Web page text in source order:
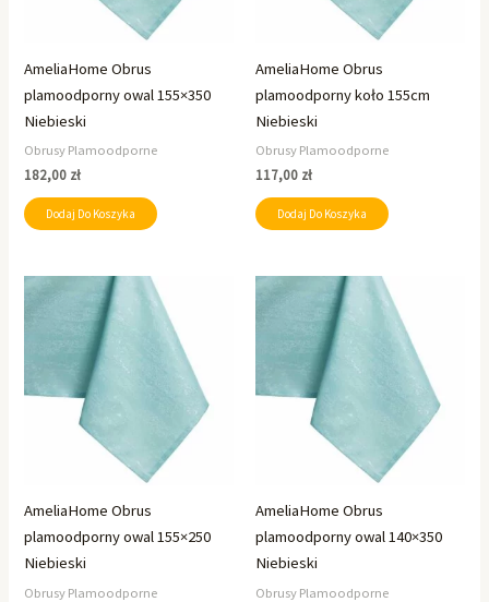
AmeliaHome Obrus
plamoodporny owal 155×350
Niebieski
Obrusy Plamoodporne
182,00 zł
Dodaj Do Koszyka
AmeliaHome Obrus
plamoodporny koło 155cm
Niebieski
Obrusy Plamoodporne
117,00 zł
Dodaj Do Koszyka
AmeliaHome Obrus
plamoodporny owal 155×250
Niebieski
Obrusy Plamoodporne
AmeliaHome Obrus
plamoodporny owal 140×350
Niebieski
Obrusy Plamoodporne